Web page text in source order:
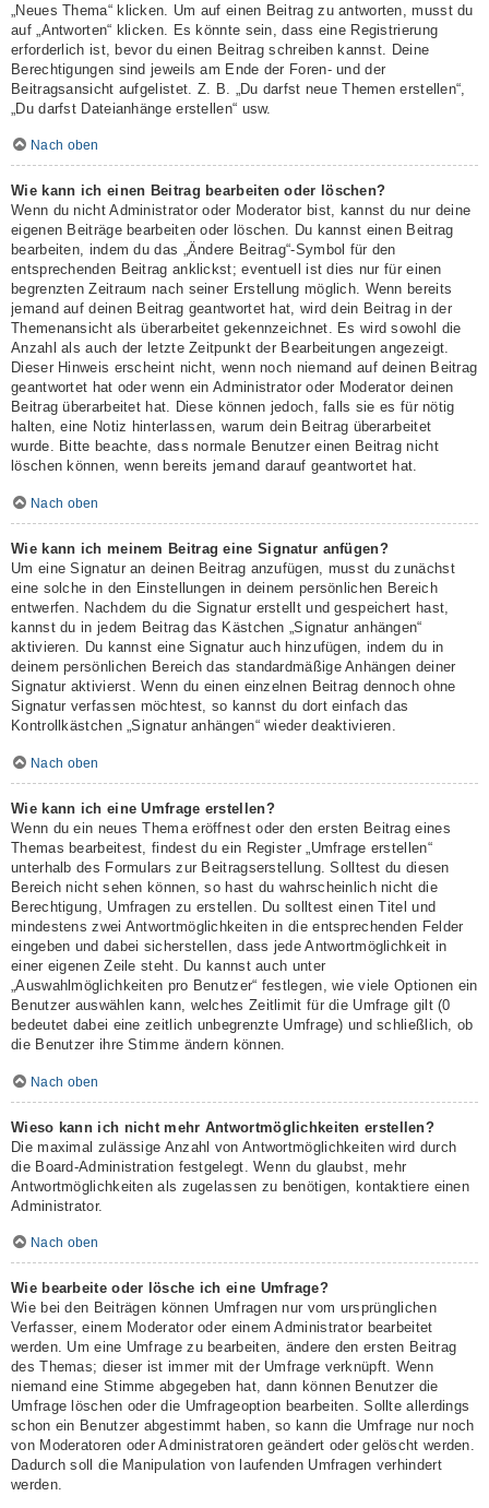
„Neues Thema“ klicken. Um auf einen Beitrag zu antworten, musst du
auf „Antworten“ klicken. Es könnte sein, dass eine Registrierung
erforderlich ist, bevor du einen Beitrag schreiben kannst. Deine
Berechtigungen sind jeweils am Ende der Foren- und der
Beitragsansicht aufgelistet. Z. B. „Du darfst neue Themen erstellen“,
„Du darfst Dateianhänge erstellen“ usw.
Nach oben
Wie kann ich einen Beitrag bearbeiten oder löschen?
Wenn du nicht Administrator oder Moderator bist, kannst du nur deine
eigenen Beiträge bearbeiten oder löschen. Du kannst einen Beitrag
bearbeiten, indem du das „Ändere Beitrag“-Symbol für den
entsprechenden Beitrag anklickst; eventuell ist dies nur für einen
begrenzten Zeitraum nach seiner Erstellung möglich. Wenn bereits
jemand auf deinen Beitrag geantwortet hat, wird dein Beitrag in der
Themenansicht als überarbeitet gekennzeichnet. Es wird sowohl die
Anzahl als auch der letzte Zeitpunkt der Bearbeitungen angezeigt.
Dieser Hinweis erscheint nicht, wenn noch niemand auf deinen Beitrag
geantwortet hat oder wenn ein Administrator oder Moderator deinen
Beitrag überarbeitet hat. Diese können jedoch, falls sie es für nötig
halten, eine Notiz hinterlassen, warum dein Beitrag überarbeitet
wurde. Bitte beachte, dass normale Benutzer einen Beitrag nicht
löschen können, wenn bereits jemand darauf geantwortet hat.
Nach oben
Wie kann ich meinem Beitrag eine Signatur anfügen?
Um eine Signatur an deinen Beitrag anzufügen, musst du zunächst
eine solche in den Einstellungen in deinem persönlichen Bereich
entwerfen. Nachdem du die Signatur erstellt und gespeichert hast,
kannst du in jedem Beitrag das Kästchen „Signatur anhängen“
aktivieren. Du kannst eine Signatur auch hinzufügen, indem du in
deinem persönlichen Bereich das standardmäßige Anhängen deiner
Signatur aktivierst. Wenn du einen einzelnen Beitrag dennoch ohne
Signatur verfassen möchtest, so kannst du dort einfach das
Kontrollkästchen „Signatur anhängen“ wieder deaktivieren.
Nach oben
Wie kann ich eine Umfrage erstellen?
Wenn du ein neues Thema eröffnest oder den ersten Beitrag eines
Themas bearbeitest, findest du ein Register „Umfrage erstellen“
unterhalb des Formulars zur Beitragserstellung. Solltest du diesen
Bereich nicht sehen können, so hast du wahrscheinlich nicht die
Berechtigung, Umfragen zu erstellen. Du solltest einen Titel und
mindestens zwei Antwortmöglichkeiten in die entsprechenden Felder
eingeben und dabei sicherstellen, dass jede Antwortmöglichkeit in
einer eigenen Zeile steht. Du kannst auch unter
„Auswahlmöglichkeiten pro Benutzer“ festlegen, wie viele Optionen ein
Benutzer auswählen kann, welches Zeitlimit für die Umfrage gilt (0
bedeutet dabei eine zeitlich unbegrenzte Umfrage) und schließlich, ob
die Benutzer ihre Stimme ändern können.
Nach oben
Wieso kann ich nicht mehr Antwortmöglichkeiten erstellen?
Die maximal zulässige Anzahl von Antwortmöglichkeiten wird durch
die Board-Administration festgelegt. Wenn du glaubst, mehr
Antwortmöglichkeiten als zugelassen zu benötigen, kontaktiere einen
Administrator.
Nach oben
Wie bearbeite oder lösche ich eine Umfrage?
Wie bei den Beiträgen können Umfragen nur vom ursprünglichen
Verfasser, einem Moderator oder einem Administrator bearbeitet
werden. Um eine Umfrage zu bearbeiten, ändere den ersten Beitrag
des Themas; dieser ist immer mit der Umfrage verknüpft. Wenn
niemand eine Stimme abgegeben hat, dann können Benutzer die
Umfrage löschen oder die Umfrageoption bearbeiten. Sollte allerdings
schon ein Benutzer abgestimmt haben, so kann die Umfrage nur noch
von Moderatoren oder Administratoren geändert oder gelöscht werden.
Dadurch soll die Manipulation von laufenden Umfragen verhindert
werden.